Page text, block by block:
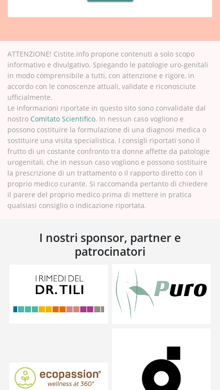
ATTENZIONE! Cistite.info propone contenuti a solo scopo
informativo e divulgativo. Spiegando le patologie uro-genitali
in modo comprensibile a tutti, con attenzione e rigore, in
accordo con le conoscenze attuali, validate e riconosciute
ufficialmente.
Le informazioni riportate in questo sito sono convalidate dal
nostro Comitato Scientifico. In nessun caso vogliono e
possono costituire la formulazione di una diagnosi medica o
sostituire una visita specialistica. I consigli riportati sono il
frutto di un costante confronto tra donne affette da patologie
urogenitali, che in nessun caso vogliono e possono sostituire
la prescrizione di un trattamento o il rapporto diretto con il
proprio medico curante. Si raccomanda pertanto di chiedere
il parere del proprio medico prima di mettere in pratica
qualsiasi consiglio o indicazione riportata.
I nostri sponsor, partner e
patrocinatori